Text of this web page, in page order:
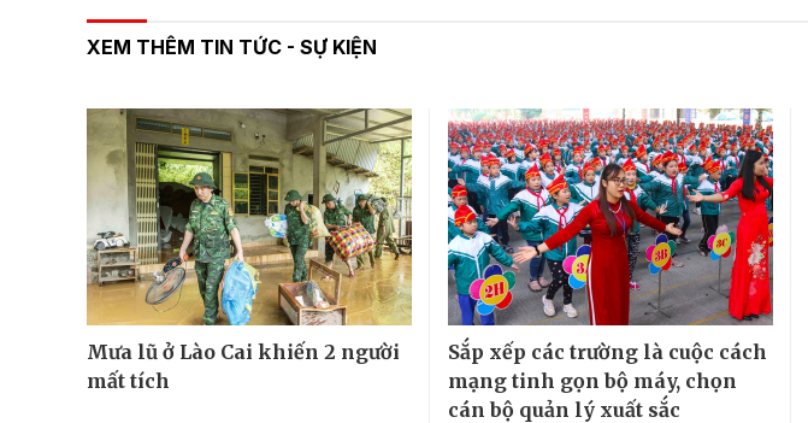
XEM THÊM TIN TỨC - SỰ KIỆN
Mưa lũ ở Lào Cai khiến 2 người
mất tích
Sắp xếp các trường là cuộc cách
mạng tinh gọn bộ máy, chọn
cán bộ quản lý xuất sắc